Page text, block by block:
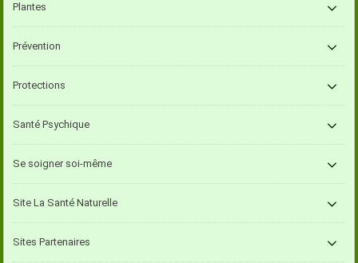
Plantes
Prévention
Protections
Santé Psychique
Se soigner soi-même
Site La Santé Naturelle
Sites Partenaires